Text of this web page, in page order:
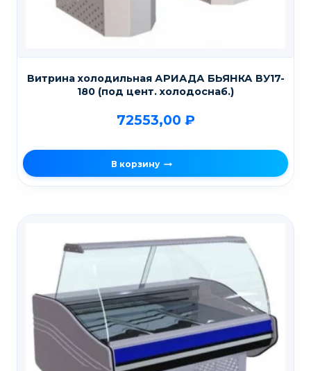
Витрина холодильная АРИАДА БЬЯНКА ВУ17-
180 (под цент. холодоснаб.)
72553,00 ₽
В корзину